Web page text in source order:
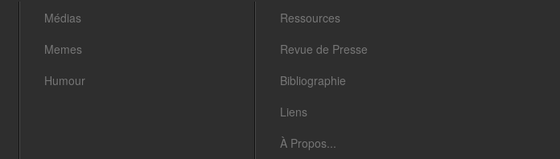
Médias
Memes
Humour
Ressources
Revue de Presse
Bibliographie
Liens
À Propos...